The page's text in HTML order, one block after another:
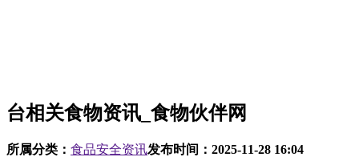
台相关食物资讯_食物伙伴网
所属分类： 食品安全资讯发布时间： 2025-11-28 16:04